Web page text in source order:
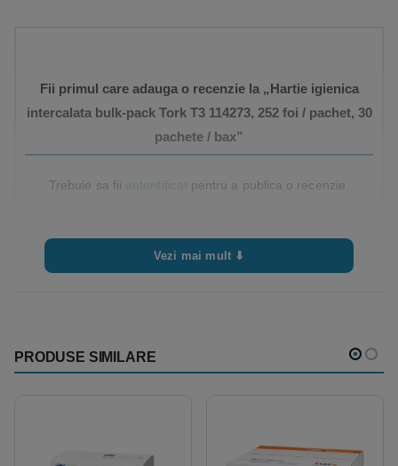
Fii primul care adauga o recenzie la „Hartie igienica
intercalata bulk-pack Tork T3 114273, 252 foi / pachet, 30
pachete / bax”
Trebuie sa fii autentificat pentru a publica o recenzie.
Vezi mai mult ⬇
PRODUSE SIMILARE